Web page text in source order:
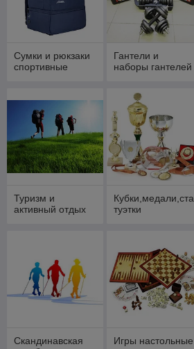
Сумки и рюкзаки
спортивные
Гантели и
наборы гантелей
Туризм и
активный отдых
Кубки,медали,ста
туэтки
Скандинавская
Игры настольные